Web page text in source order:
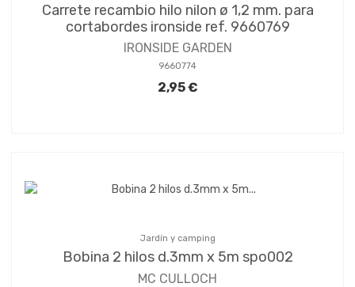
Carrete recambio hilo nilon ø 1,2 mm. para
cortabordes ironside ref. 9660769
IRONSIDE GARDEN
9660774
2,95 €
Jardín y camping
Bobina 2 hilos d.3mm x 5m spo002
MC CULLOCH